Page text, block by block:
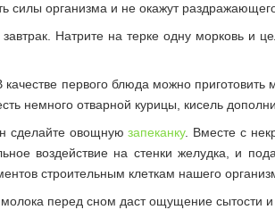
силы организма и не окажут
завтрак. Натрите на терке одну морковь и
первого блюда можно приготовить
немного отварной курицы, кисель
сделайте овощнуюзапеканку. Вместе с
воздействие на стенки желудка, и
строительным клеткам нашего
перед сном даст ощущение сытости